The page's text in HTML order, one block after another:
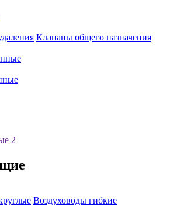
Клапаны общего назначения
2
Воздуховоды гибкие